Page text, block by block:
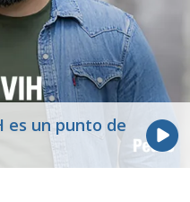
es un punto de